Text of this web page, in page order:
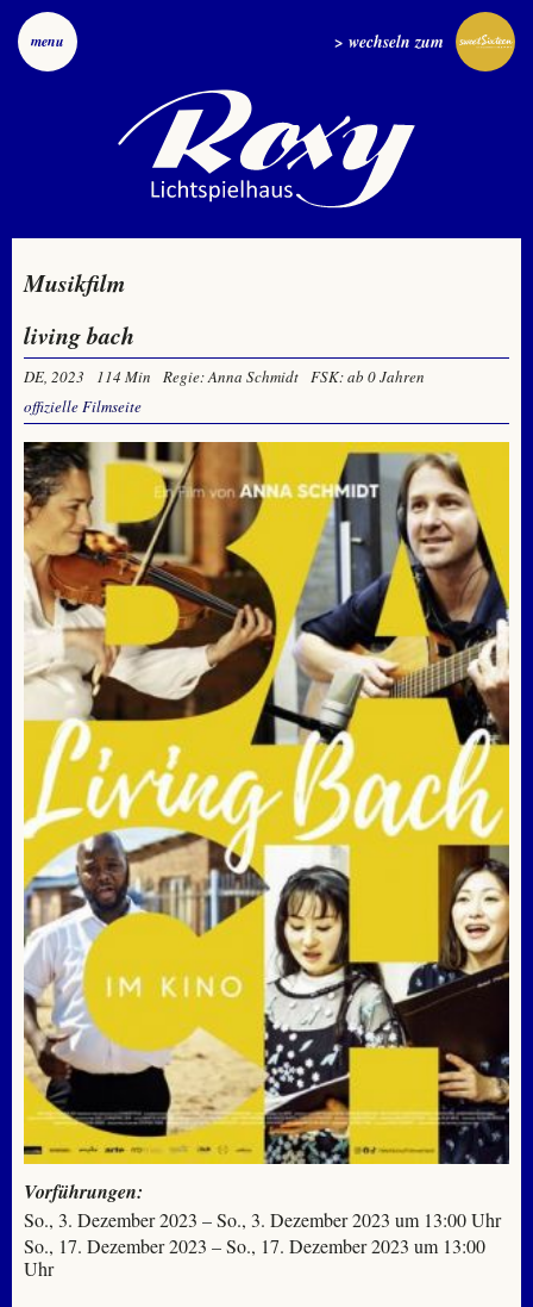
menu > wechseln zum
Musikfilm
living bach
DE, 2023 114 Min Regie: Anna Schmidt
FSK: ab 0 Jahren
offizielle Filmseite
Vorführungen:
So., 3. Dezember 2023 – So., 3. Dezember 2023 um 13:00 Uhr
So., 17. Dezember 2023 – So., 17. Dezember 2023 um 13:00
Uhr